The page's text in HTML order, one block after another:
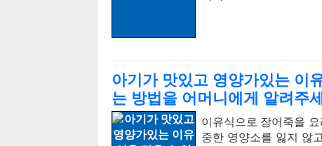
아기가 맛있고 영양가있는 이
는 방법을 어머니에게 알려주
이유식으로 장어죽을
중한 영양소를 잃지 않